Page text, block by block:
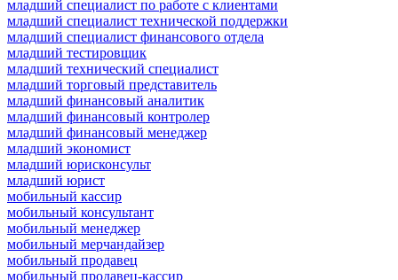
младший специалист по работе с клиентами
младший специалист технической поддержки
младший специалист финансового отдела
младший тестировщик
младший технический специалист
младший торговый представитель
младший финансовый аналитик
младший финансовый контролер
младший финансовый менеджер
младший экономист
младший юрисконсульт
младший юрист
мобильный кассир
мобильный консультант
мобильный менеджер
мобильный мерчандайзер
мобильный продавец
мобильный продавец-кассир